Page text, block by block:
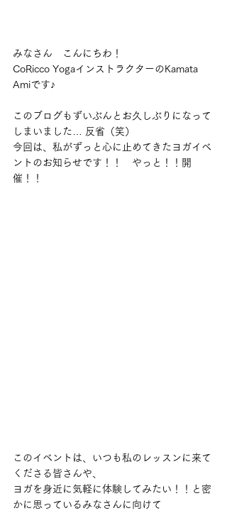
みなさん　こんにちわ！
CoRicco YogaインストラクターのKamata
Amiです♪
このブログもずいぶんとお久しぶりになって
しまいました… 反省（笑）
今回は、私がずっと心に止めてきたヨガイベ
ントのお知らせです！！　やっと！！開
催！！
このイベントは、いつも私のレッスンに来て
くださる皆さんや、
ヨガを身近に気軽に体験してみたい！！と密
かに思っているみなさんに向けて